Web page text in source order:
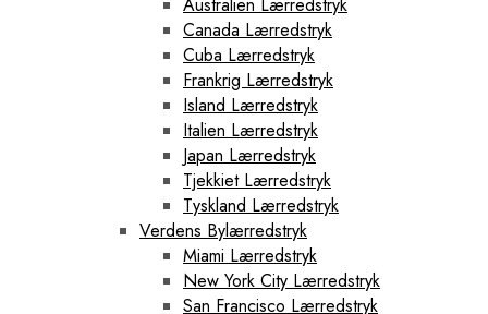
Australien Lærredstryk
Canada Lærredstryk
Cuba Lærredstryk
Frankrig Lærredstryk
Island Lærredstryk
Italien Lærredstryk
Japan Lærredstryk
Tjekkiet Lærredstryk
Tyskland Lærredstryk
Verdens Bylærredstryk
Miami Lærredstryk
New York City Lærredstryk
San Francisco Lærredstryk